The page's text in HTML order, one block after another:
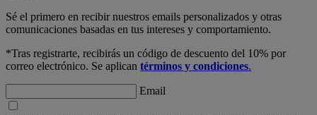
Sé el primero en recibir nuestros emails personalizados y otras
comunicaciones basadas en tus intereses y comportamiento.
*Tras registrarte, recibirás un código de descuento del 10% por
correo electrónico. Se aplican términos y condiciones.
Email